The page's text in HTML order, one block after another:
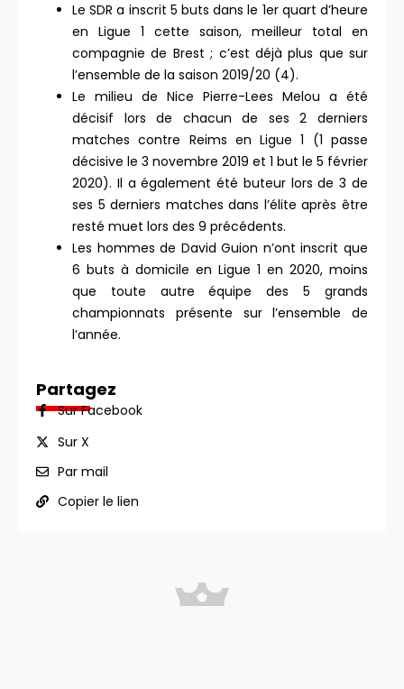
Le SDR a inscrit 5 buts dans le 1er quart d’heure
en Ligue 1 cette saison, meilleur total en
compagnie de Brest ; c’est déjà plus que sur
l’ensemble de la saison 2019/20 (4).
Le milieu de Nice Pierre-Lees Melou a été
décisif lors de chacun de ses 2 derniers
matches contre Reims en Ligue 1 (1 passe
décisive le 3 novembre 2019 et 1 but le 5 février
2020). Il a également été buteur lors de 3 de
ses 5 derniers matches dans l’élite après être
resté muet lors des 9 précédents.
Les hommes de David Guion n’ont inscrit que
6 buts à domicile en Ligue 1 en 2020, moins
que toute autre équipe des 5 grands
championnats présente sur l’ensemble de
l’année.
Partagez
Sur Facebook
Sur X
Par mail
Copier le lien